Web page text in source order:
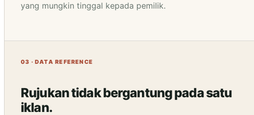
yang mungkin tinggal kepada pemilik.
03 · DATA REFERENCE
Rujukan tidak bergantung pada satu
iklan.